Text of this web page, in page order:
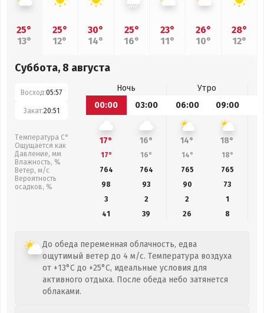
25°
13°
25°
12°
30°
14°
25°
16°
23°
11°
26°
10°
28°
12°
Суббота, 8 августа
Восход:05:57
Закат:20:51
Температура С°
Ощущается как
Давление, мм
Влажность, %
Ветер, м/с
Вероятность
осадков, %
Ночь
Утро
00:00
03:00 06:00 09:00
17° 16° 14° 18°
17° 16° 14° 18°
764
764 765 765
98
93 90 73
3
2 2
1
41
39 26 8
До обеда переменная облачность, едва
ощутимый ветер до 4 м/с. Температура воздуха
от +13°C до +25°C, идеальные условия для
активного отдыха. После обеда небо затянется
облаками.